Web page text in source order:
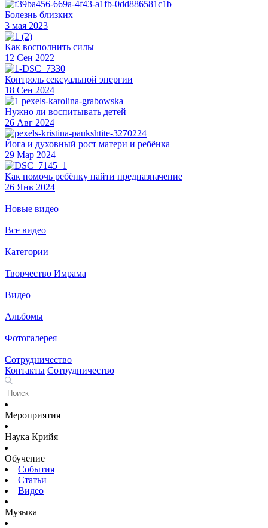
Болезнь близких
3 мая 2023
Как восполнить силы
12 Сен 2022
Контроль сексуальной энергии
18 Сен 2024
Нужно ли воспитывать детей
26 Авг 2024
Йога и духовный рост матери и ребёнка
29 Мар 2024
Как помочь ребёнку найти предназначение
26 Янв 2024
Новые видео
Все видео
Категории
Творчество Имрама
Видео
Альбомы
Фотогалерея
Сотрудничество
Контакты Сотрудничество
Мероприятия
Наука Крийя
Обучение
События
Статьи
Видео
Музыка